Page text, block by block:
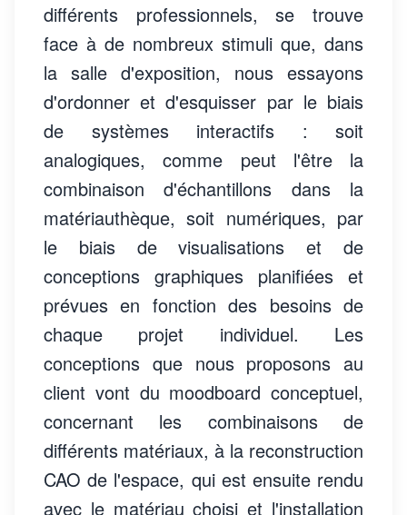
différents professionnels, se trouve
face à de nombreux stimuli que, dans
la salle d'exposition, nous essayons
d'ordonner et d'esquisser par le biais
de systèmes interactifs : soit
analogiques, comme peut l'être la
combinaison d'échantillons dans la
matériauthèque, soit numériques, par
le biais de visualisations et de
conceptions graphiques planifiées et
prévues en fonction des besoins de
chaque projet individuel. Les
conceptions que nous proposons au
client vont du moodboard conceptuel,
concernant les combinaisons de
différents matériaux, à la reconstruction
CAO de l'espace, qui est ensuite rendu
avec le matériau choisi et l'installation